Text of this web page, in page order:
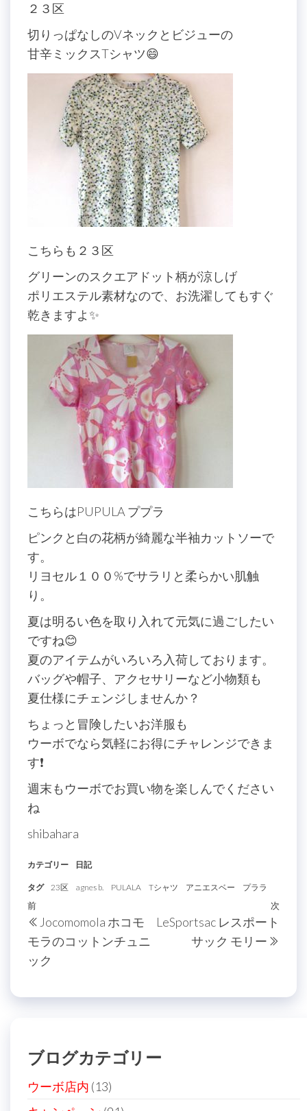
２３区
切りっぱなしのVネックとビジューの
甘辛ミックスTシャツ😄
こちらも２３区
グリーンのスクエアドット柄が涼しげ
ポリエステル素材なので、お洗濯してもすぐ
乾きますよ✨
こちらはPUPULA ププラ
ピンクと白の花柄が綺麗な半袖カットソーで
す。
リヨセル１００%でサラリと柔らかい肌触
り。
夏は明るい色を取り入れて元気に過ごしたい
ですね😊
夏のアイテムがいろいろ入荷しております。
バッグや帽子、アクセサリーなど小物類も
夏仕様にチェンジしませんか？
ちょっと冒険したいお洋服も
ウーボでなら気軽にお得にチャレンジできま
す❗️
週末もウーボでお買い物を楽しんでください
ね
shibahara
カテゴリー 日記
タグ 23区 agnes b. PULALA Tシャツ アニエスベー プララ
投
稿
ナ
ゲ
シ
ョ
ン
過
去
の
投
前
Jocomomola ホコモ
モラのコットンチュニ
ック
次
次
LeSportsac レスポート
サック モリー
ブログカテゴリー
ウーボ店内 (13)